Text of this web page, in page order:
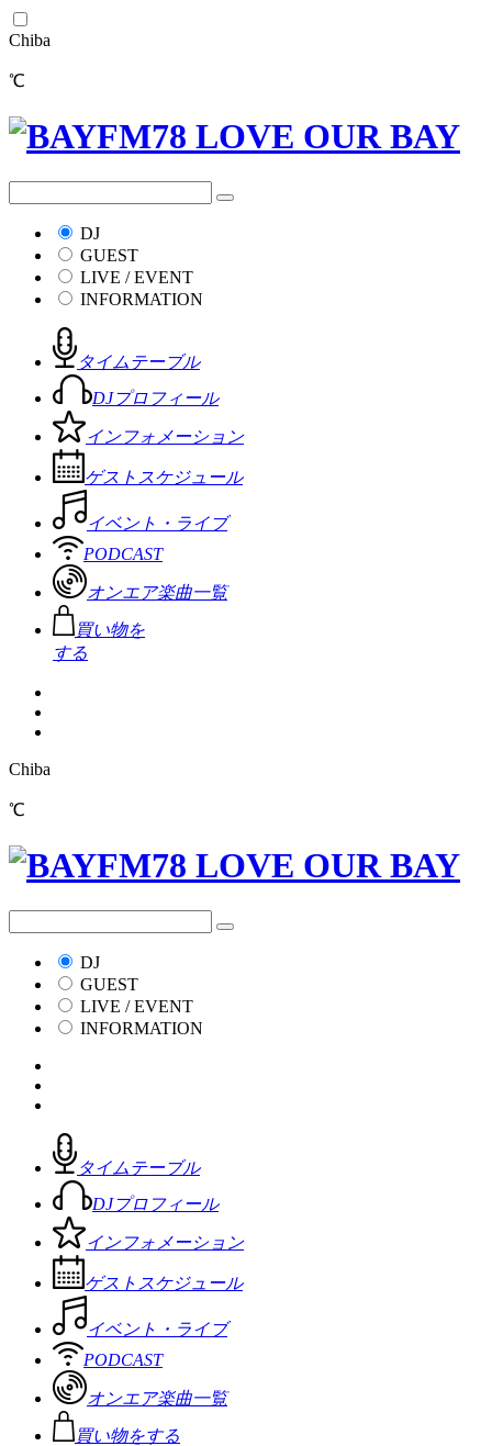
Chiba
℃
DJ
GUEST
LIVE / EVENT
INFORMATION
タイムテーブル
DJプロフィール
インフォメーション
ゲストスケジュール
イベント・ライブ
PODCAST
オンエア楽曲一覧
買い物を
する
Chiba
℃
DJ
GUEST
LIVE / EVENT
INFORMATION
タイムテーブル
DJプロフィール
インフォメーション
ゲストスケジュール
イベント・ライブ
PODCAST
オンエア楽曲一覧
買い物をする